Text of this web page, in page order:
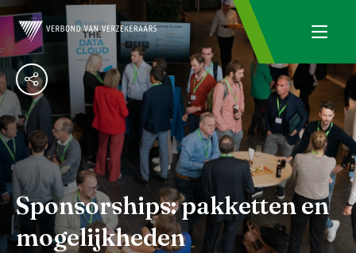
Sponsorships: pakketten en
mogelijkheden